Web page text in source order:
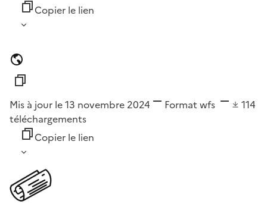
Copier le lien
Mis à jour le 13 novembre 2024 Format wfs
114
téléchargements
Copier le lien